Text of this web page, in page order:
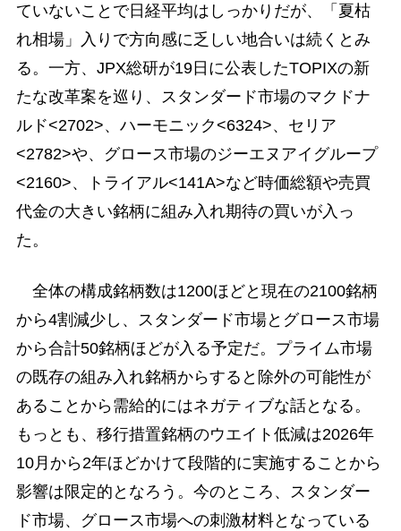
ていないことで日経平均はしっかりだが、「夏枯
れ相場」入りで方向感に乏しい地合いは続くとみ
る。一方、JPX総研が19日に公表したTOPIXの新
たな改革案を巡り、スタンダード市場のマクドナ
ルド<2702>、ハーモニック<6324>、セリア
<2782>や、グロース市場のジーエヌアイグループ
<2160>、トライアル<141A>など時価総額や売買
代金の大きい銘柄に組み入れ期待の買いが入っ
た。
全体の構成銘柄数は1200ほどと現在の2100銘柄
から4割減少し、スタンダード市場とグロース市場
から合計50銘柄ほどが入る予定だ。プライム市場
の既存の組み入れ銘柄からすると除外の可能性が
あることから需給的にはネガティブな話となる。
もっとも、移行措置銘柄のウエイト低減は2026年
10月から2年ほどかけて段階的に実施することから
影響は限定的となろう。今のところ、スタンダー
ド市場、グロース市場への刺激材料となっている